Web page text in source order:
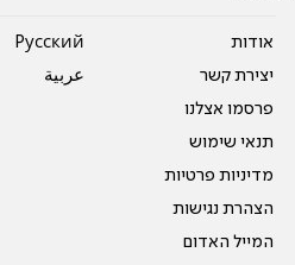
אודות
יצירת קשר
פרסמו אצלנו
תנאי שימוש
מדיניות פרטיות
הצהרת נגישות
המייל האדום
Pусский
عربية